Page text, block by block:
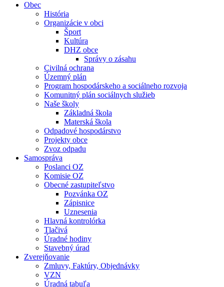
Obec
História
Organizácie v obci
Šport
Kultúra
DHZ obce
Správy o zásahu
Civilná ochrana
Územný plán
Program hospodárskeho a sociálneho rozvoja
Komunitný plán sociálnych služieb
Naše školy
Základná škola
Materská škola
Odpadové hospodárstvo
Projekty obce
Zvoz odpadu
Samospráva
Poslanci OZ
Komisie OZ
Obecné zastupiteľstvo
Pozvánka OZ
Zápisnice
Uznesenia
Hlavná kontrolórka
Tlačivá
Úradné hodiny
Stavebný úrad
Zverejňovanie
Zmluvy, Faktúry, Objednávky
VZN
Úradná tabuľa